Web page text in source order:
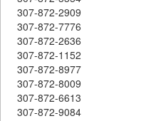
307-872-2909
307-872-7776
307-872-2636
307-872-1152
307-872-8977
307-872-8009
307-872-6613
307-872-9084